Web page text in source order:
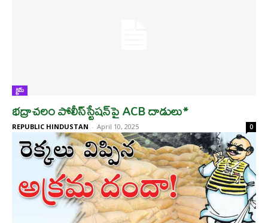
క్రైమ్
భద్రాచలం పోలీస్‌స్టేషన్‌పై ACB దాడులు*
REPUBLIC HINDUSTAN - April 10, 2025 0